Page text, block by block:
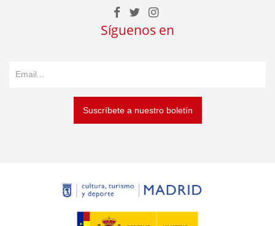
Síguenos en
Suscríbete a nuestro boletín